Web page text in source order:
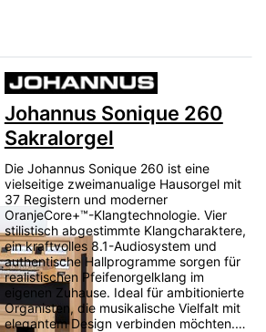
Johannus Sonique 260
Sakralorgel
Die Johannus Sonique 260 ist eine
vielseitige zweimanualige Hausorgel mit
37 Registern und moderner
OranjeCore+™-Klangtechnologie. Vier
stilistisch abgestimmte Klangcharaktere,
ein kraftvolles 8.1-Audiosystem und
authentische Hallprogramme sorgen für
realistischen Pfeifenorgelklang im
eigenen Zuhause. Ideal für ambitionierte
Organisten, die musikalische Vielfalt mit
elegantem Design verbinden möchten.…